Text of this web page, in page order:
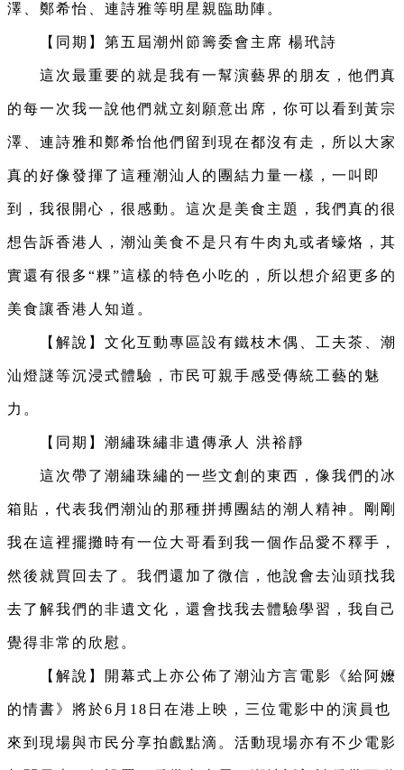
澤、鄭希怡、連詩雅等明星親臨助陣。
【同期】第五屆潮州節籌委會主席 楊玳詩
這次最重要的就是我有一幫演藝界的朋友，他們真
的每一次我一說他們就立刻願意出席，你可以看到黃宗
澤、連詩雅和鄭希怡他們留到現在都沒有走，所以大家
真的好像發揮了這種潮汕人的團結力量一樣，一叫即
到，我很開心，很感動。這次是美食主題，我們真的很
想告訴香港人，潮汕美食不是只有牛肉丸或者蠔烙，其
實還有很多“粿”這樣的特色小吃的，所以想介紹更多的
美食讓香港人知道。
【解說】文化互動專區設有鐵枝木偶、工夫茶、潮
汕燈謎等沉浸式體驗，市民可親手感受傳統工藝的魅
力。
【同期】潮繡珠繡非遺傳承人 洪裕靜
這次帶了潮繡珠繡的一些文創的東西，像我們的冰
箱貼，代表我們潮汕的那種拼搏團結的潮人精神。剛剛
我在這裡擺攤時有一位大哥看到我一個作品愛不釋手，
然後就買回去了。我們還加了微信，他說會去汕頭找我
去了解我們的非遺文化，還會找我去體驗學習，我自己
覺得非常的欣慰。
【解說】開幕式上亦公佈了潮汕方言電影《給阿嬤
的情書》將於6月18日在港上映，三位電影中的演員也
來到現場與市民分享拍戲點滴。活動現場亦有不少電影